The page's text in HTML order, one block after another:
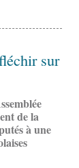
sur
de la
à une